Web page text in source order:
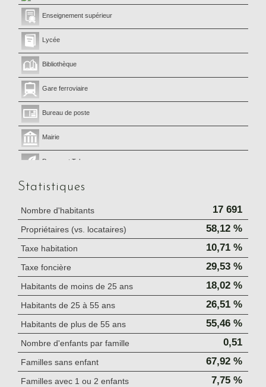
Enseignement supérieur
Lycée
Bibliothèque
Gare ferroviaire
Bureau de poste
Mairie
Presse et Tabac
Statistiques
Nombre d'habitants 17 691
Propriétaires (vs. locataires) 58,12 %
Taxe habitation 10,71 %
Taxe foncière 29,53 %
Habitants de moins de 25 ans 18,02 %
Habitants de 25 à 55 ans 26,51 %
Habitants de plus de 55 ans 55,46 %
Nombre d'enfants par famille 0,51
Familles sans enfant 67,92 %
Familles avec 1 ou 2 enfants 7,75 %